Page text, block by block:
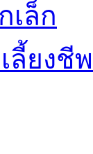
ล็ก
ลี้ยงชีพ